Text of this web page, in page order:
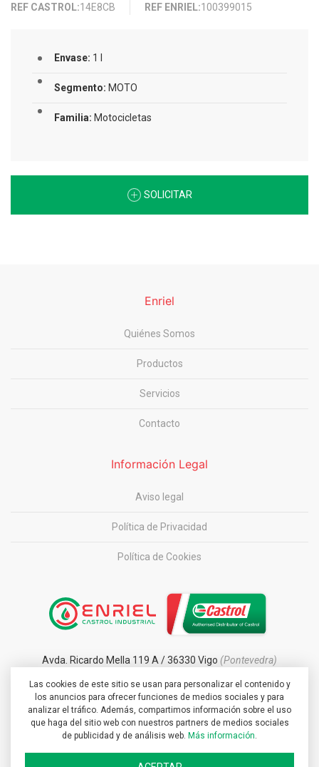
REF CASTROL:14E8CB REF ENRIEL:100399015
Envase: 1 l
Segmento: MOTO
Familia: Motocicletas
SOLICITAR
Enriel
Quiénes Somos
Productos
Servicios
Contacto
Información Legal
Aviso legal
Política de Privacidad
Política de Cookies
Avda. Ricardo Mella 119 A / 36330 Vigo (Pontevedra)
info@enrielcastrolindustrial.com
+34 986 213 535
Las cookies de este sitio se usan para personalizar el contenido y
los anuncios para ofrecer funciones de medios sociales y para
analizar el tráfico. Además, compartimos información sobre el uso
que haga del sitio web con nuestros partners de medios sociales
de publicidad y de análisis web. Más información.